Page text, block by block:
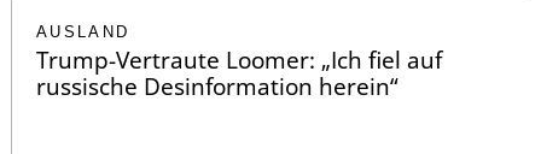
AUSLAND
Trump-Vertraute Loomer: „Ich fiel auf
russische Desinformation herein“